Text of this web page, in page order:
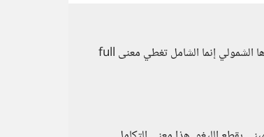
الشامل أفضل لأن المتكامل تعني الدمج والاندماج والتتميم والتركيب أكثر من معناها الشمولي إنما الشامل تغطي معنى full